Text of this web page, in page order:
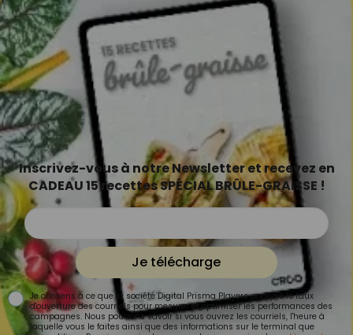
Inscrivez-vous à notre Newsletter et recevez en
CADEAU 15 recettes SPÉCIAL BRÛLE-GRAISSE !
Je télécharge
Je consens à ce que la société Digital Prisma Players analyse le taux
d'ouverture des courriels pour mesurer et optimiser les performances des
campagnes. Nous pourrons savoir si vous ouvrez les courriels, l'heure à
laquelle vous le faites ainsi que des informations sur le terminal que